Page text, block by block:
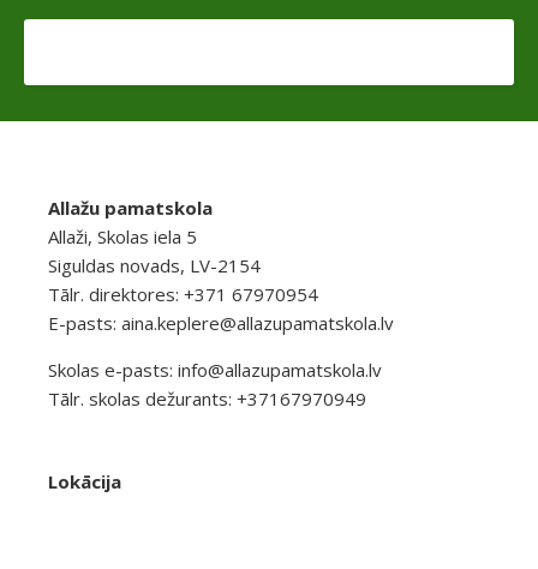
Allažu pamatskola
Allaži, Skolas iela 5
Siguldas novads, LV-2154
Tālr. direktores: +371 67970954
E-pasts: aina.keplere@allazupamatskola.lv
Skolas e-pasts: info@allazupamatskola.lv
Tālr. skolas dežurants: +37167970949
Lokācija